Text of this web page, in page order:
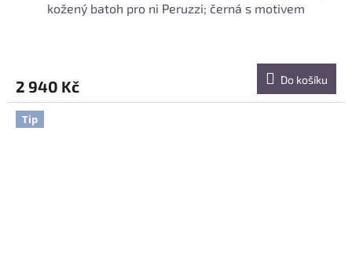
kožený batoh pro ni Peruzzi; černá s motivem
2 940 Kč Do košíku
Tip